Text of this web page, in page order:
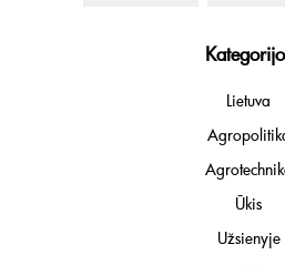
Lietuva
Ūkis
Užsienyje